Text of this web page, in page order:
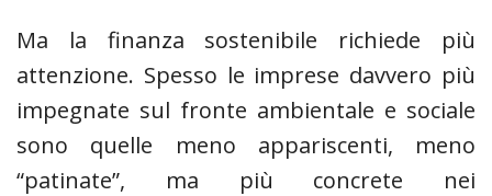
Ma la finanza sostenibile richiede più
attenzione. Spesso le imprese davvero più
impegnate sul fronte ambientale e sociale
sono quelle meno appariscenti, meno
“patinate”, ma più concrete nei